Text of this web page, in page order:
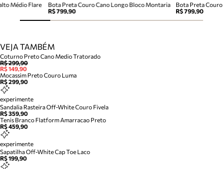
Bota Preta Couro Cano Longo Bloco Montaria
R$ 799,90
Bota Preta
R$ 799,90
Médio Flare
VEJA TAMBÉM
Coturno Preto Cano Medio Tratorado
R$ 299,90
R$ 149,90
Mocassim Preto Couro Luma
R$ 299,90
experimente
Sandalia Rasteira Off-White Couro Fivela
R$ 359,90
Tenis Branco Flatform Amarracao Preto
R$ 459,90
experimente
Sapatilha Off-White Cap Toe Laco
R$ 199,90